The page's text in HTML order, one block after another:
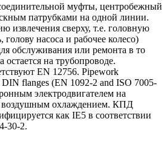
муфты, центробежный
патрубками на одной линии.
извлечения сверху, т.е. головную
голову насоса и рабочее колесо)
обслуживания или ремонта в то
остается на трубопроводе.
EN 12756. Pipework
flanges (EN 1092-2 and ISO 7005-
электродвигателем на
воздушным охлаждением. КПД
как IE5 в соответствии
30-2.